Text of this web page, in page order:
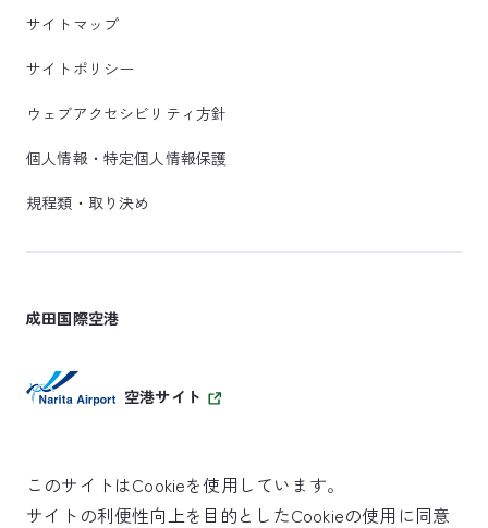
サイトマップ
サイトポリシー
ウェブアクセシビリティ方針
個人情報・特定個人情報保護
規程類・取り決め
成田国際空港
空港サイト
このサイトはCookieを使用しています。
サイトの利便性向上を目的としたCookieの使用に同意